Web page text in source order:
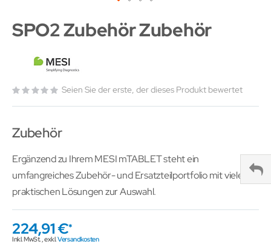
SPO2 Zubehör Zubehör
Seien Sie der erste, der dieses Produkt bewertet
Zubehör
Ergänzend zu Ihrem MESI mTABLET steht ein
umfangreiches Zubehör- und Ersatzteilportfolio mit vielen
praktischen Lösungen zur Auswahl.
224,91 €
Inkl. MwSt.,exkl.Versandkosten